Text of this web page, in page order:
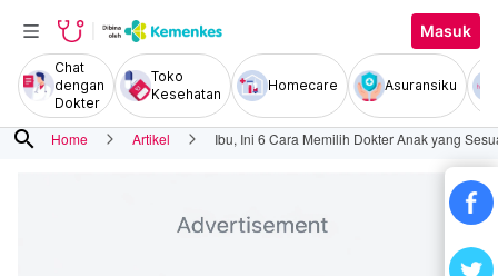
Masuk
Chat
dengan
Dokter
Toko
Kesehatan
Homecare Asuransiku
search Home Artikel Ibu, Ini 6 Cara Memilih Dokter Anak yang